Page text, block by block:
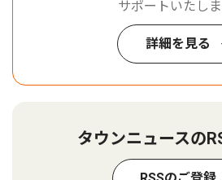
サポートいたしま
詳細を見る
タウンニュースの